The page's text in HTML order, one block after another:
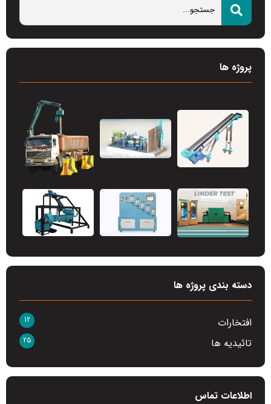
پروژه ها
دسته بندی پروژه ها
افتخارات 12
تائیدیه ها 25
اطلاعات تماس